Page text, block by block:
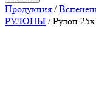
Продукция /
РУЛОНЫ /Рулон